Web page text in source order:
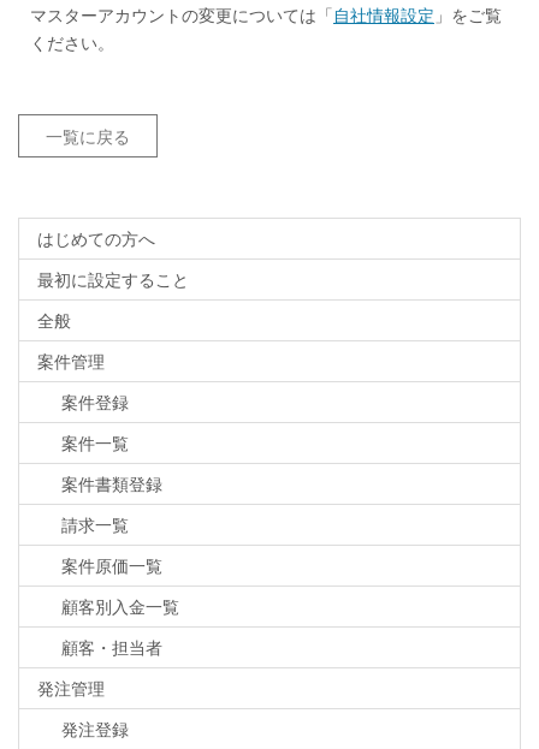
マスターアカウントの変更については「自社情報設定 」をご覧
ください。
一覧に戻る
はじめての方へ
最初に設定すること
全般
案件管理
案件登録
案件一覧
案件書類登録
請求一覧
案件原価一覧
顧客別入金一覧
顧客・担当者
発注管理
発注登録